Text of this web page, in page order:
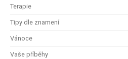
Terapie
Tipy dle znamení
Vánoce
Vaše příběhy